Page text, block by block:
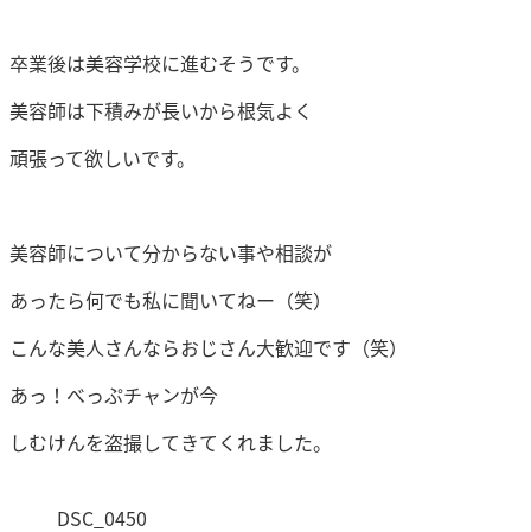
卒業後は美容学校に進むそうです。
美容師は下積みが長いから根気よく
頑張って欲しいです。
美容師について分からない事や相談が
あったら何でも私に聞いてねー（笑）
こんな美人さんならおじさん大歓迎です（笑）
あっ！べっぷチャンが今
しむけんを盗撮してきてくれました。
DSC_0450